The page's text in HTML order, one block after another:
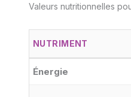
Valeurs nutritionnelles
NUTRIMENT
Énergie